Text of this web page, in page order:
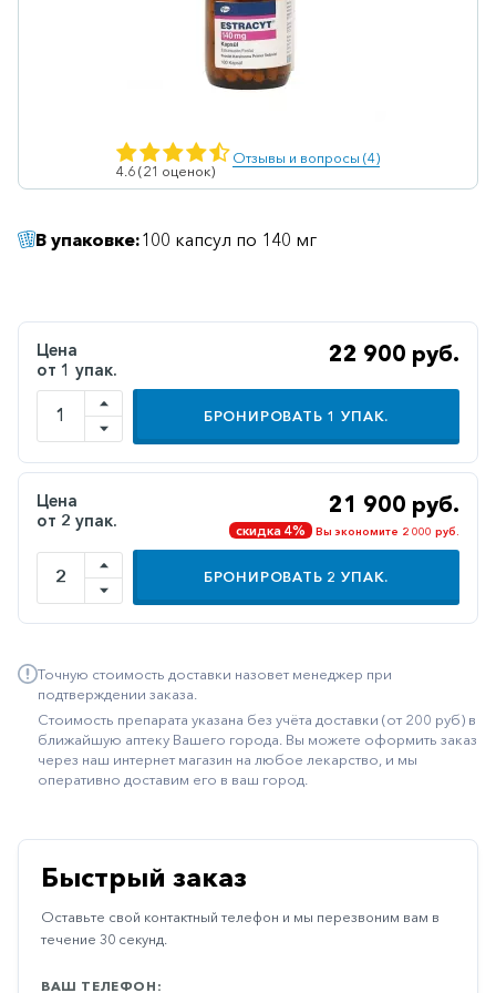
Гепатопротекторы
Дерматологические
Диабетические
Желудочно-
кишечные
Иммуностимуляторы
Климактерические
Метаболизм
Наружные
средства
Неврологические
Офтальмология
Паркинсон
Противоаллергические
4.6 (21 оценок)
Отзывы и вопросы (4)
В упаковке:100 капсул по 140 мг
Цена
от 1 упак.
22 900 руб.
БРОНИРОВАТЬ 1 УПАК.
Цена
от 2 упак.
21 900 руб.
скидка 4% Вы экономите 2 000 руб.
БРОНИРОВАТЬ 2 УПАК.
Точную стоимость доставки назовет менеджер при
подтверждении заказа.
Стоимость препарата указана без учёта доставки (от 200 руб) в
ближайшую аптеку Вашего города. Вы можете оформить заказ
через наш интернет магазин на любое лекарство, и мы
оперативно доставим его в ваш город.
Быстрый заказ
Оставьте свой контактный телефон и мы перезвоним вам в
течение 30 секунд.
ВАШ ТЕЛЕФОН: